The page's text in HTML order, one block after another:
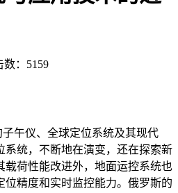
数：5159
午仪、全球定位系统及其现代
系统，不断地在演变，还在探索新
载荷性能改进外，地面运控系统也
位精度和实时监控能力。俄罗斯的